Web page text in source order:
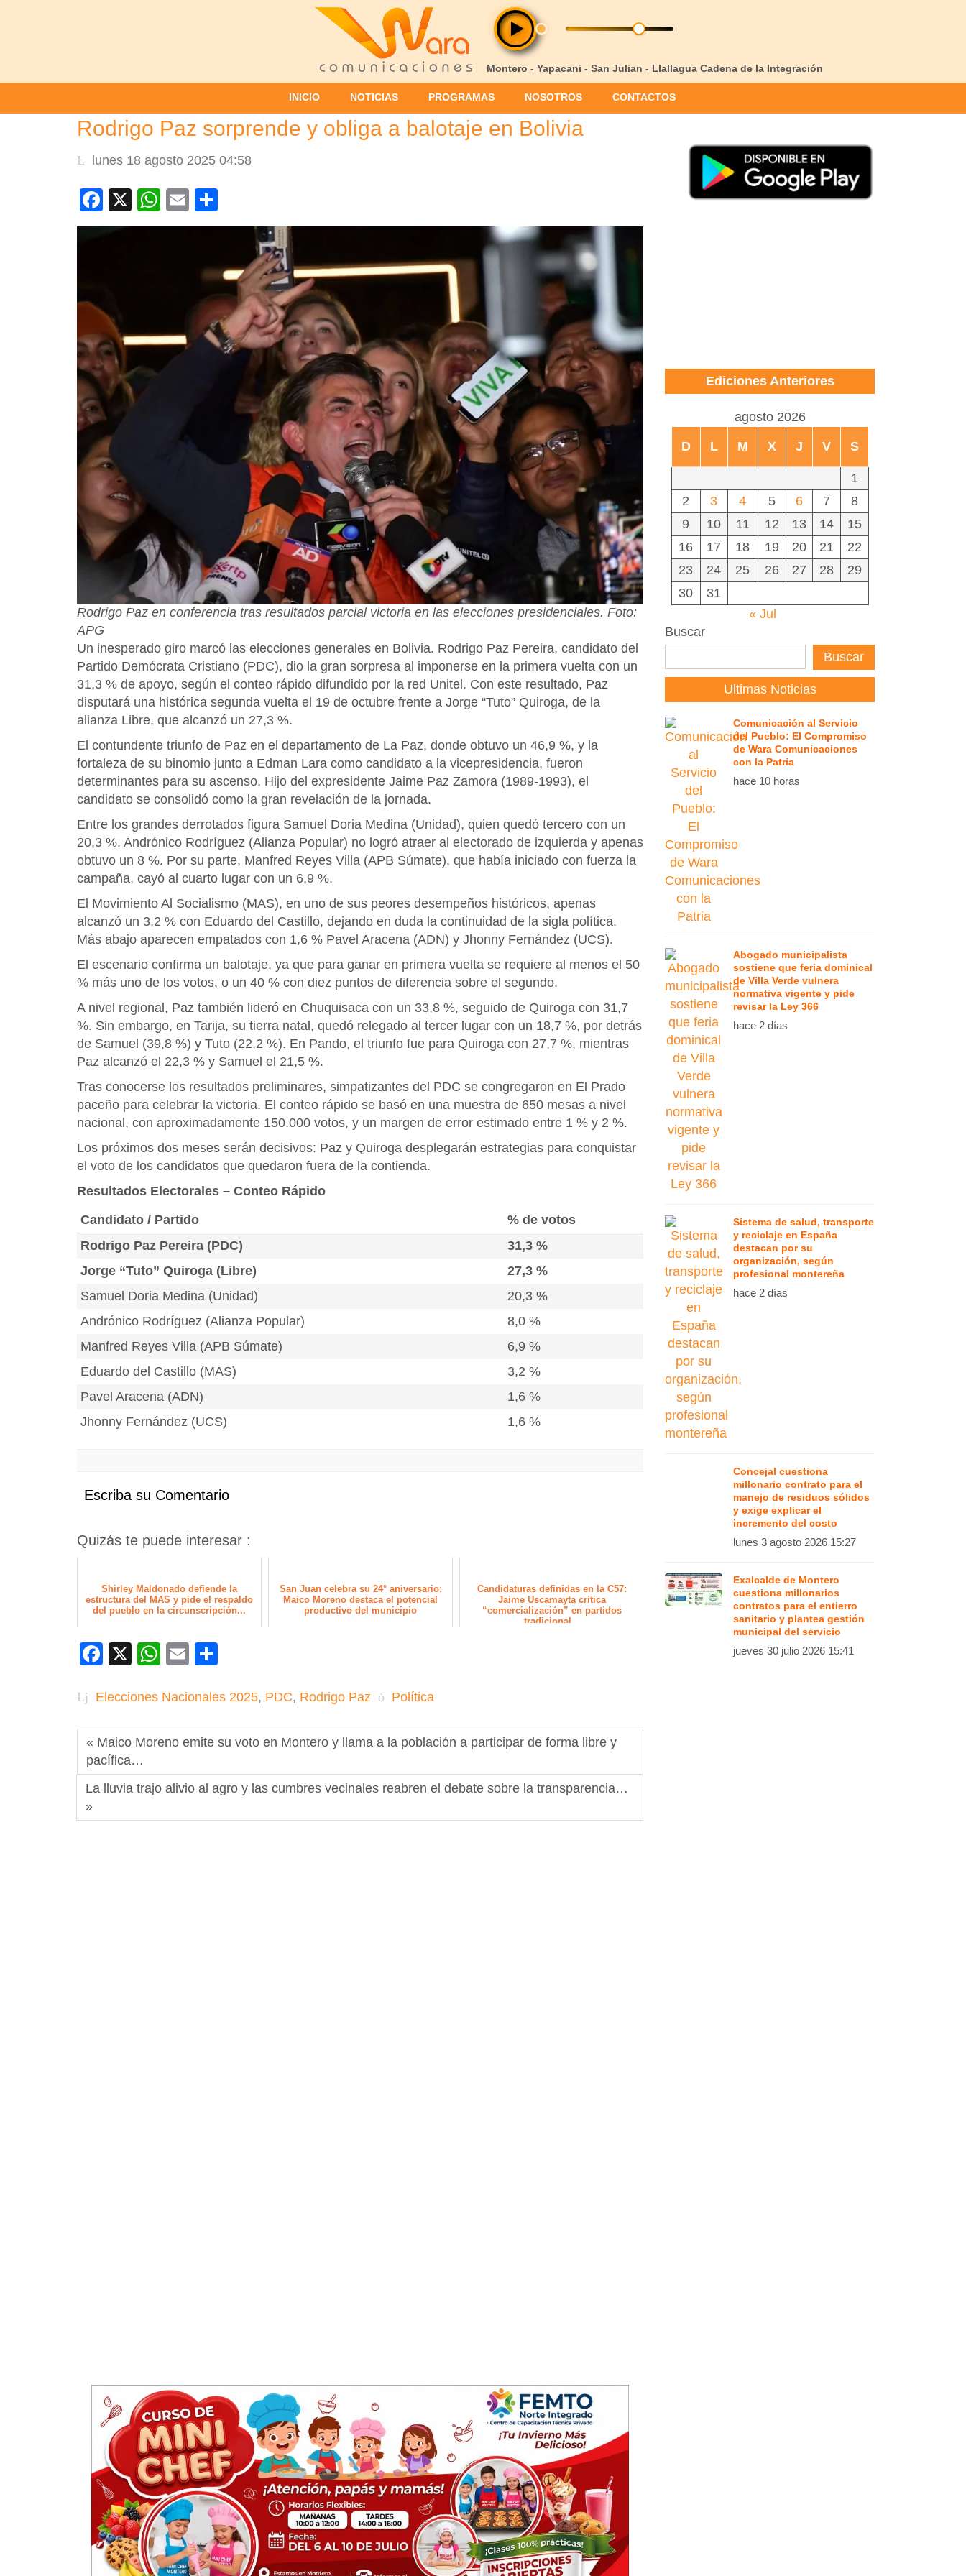
Montero - Yapacani - San Julian - Llallagua Cadena de la Integración
INICIO NOTICIAS PROGRAMAS NOSOTROS CONTACTOS
Rodrigo Paz sorprende y obliga a balotaje en Bolivia
lunes 18 agosto 2025 04:58
Facebook
X WhatsApp
Email
Rodrigo Paz en conferencia tras resultados parcial victoria en las elecciones presidenciales. Foto:
APG
Un inesperado giro marcó las elecciones generales en Bolivia. Rodrigo Paz Pereira, candidato del
Partido Demócrata Cristiano (PDC), dio la gran sorpresa al imponerse en la primera vuelta con un
31,3 % de apoyo, según el conteo rápido difundido por la red Unitel. Con este resultado, Paz
disputará una histórica segunda vuelta el 19 de octubre frente a Jorge “Tuto” Quiroga, de la
alianza Libre, que alcanzó un 27,3 %.
El contundente triunfo de Paz en el departamento de La Paz, donde obtuvo un 46,9 %, y la
fortaleza de su binomio junto a Edman Lara como candidato a la vicepresidencia, fueron
determinantes para su ascenso. Hijo del expresidente Jaime Paz Zamora (1989-1993), el
candidato se consolidó como la gran revelación de la jornada.
Entre los grandes derrotados figura Samuel Doria Medina (Unidad), quien quedó tercero con un
20,3 %. Andrónico Rodríguez (Alianza Popular) no logró atraer al electorado de izquierda y apenas
obtuvo un 8 %. Por su parte, Manfred Reyes Villa (APB Súmate), que había iniciado con fuerza la
campaña, cayó al cuarto lugar con un 6,9 %.
El Movimiento Al Socialismo (MAS), en uno de sus peores desempeños históricos, apenas
alcanzó un 3,2 % con Eduardo del Castillo, dejando en duda la continuidad de la sigla política.
Más abajo aparecen empatados con 1,6 % Pavel Aracena (ADN) y Jhonny Fernández (UCS).
El escenario confirma un balotaje, ya que para ganar en primera vuelta se requiere al menos el 50
% más uno de los votos, o un 40 % con diez puntos de diferencia sobre el segundo.
A nivel regional, Paz también lideró en Chuquisaca con un 33,8 %, seguido de Quiroga con 31,7
%. Sin embargo, en Tarija, su tierra natal, quedó relegado al tercer lugar con un 18,7 %, por detrás
de Samuel (39,8 %) y Tuto (22,2 %). En Pando, el triunfo fue para Quiroga con 27,7 %, mientras
Paz alcanzó el 22,3 % y Samuel el 21,5 %.
Tras conocerse los resultados preliminares, simpatizantes del PDC se congregaron en El Prado
paceño para celebrar la victoria. El conteo rápido se basó en una muestra de 650 mesas a nivel
nacional, con aproximadamente 150.000 votos, y un margen de error estimado entre 1 % y 2 %.
Los próximos dos meses serán decisivos: Paz y Quiroga desplegarán estrategias para conquistar
el voto de los candidatos que quedaron fuera de la contienda.
Resultados Electorales – Conteo Rápido
Candidato / Partido
% de votos
Rodrigo Paz Pereira (PDC)
31,3 %
Jorge “Tuto” Quiroga (Libre)
27,3 %
Samuel Doria Medina (Unidad)
20,3 %
Andrónico Rodríguez (Alianza Popular)
8,0 %
Manfred Reyes Villa (APB Súmate)
6,9 %
Eduardo del Castillo (MAS)
3,2 %
Pavel Aracena (ADN)
1,6 %
Jhonny Fernández (UCS)
1,6 %
Escriba su Comentario
Quizás te puede interesar :
Shirley Maldonado defiende la
estructura del MAS y pide el respaldo
del pueblo en la circunscripción...
San Juan celebra su 24° aniversario:
Maico Moreno destaca el potencial
productivo del municipio
Candidaturas definidas en la C57:
Jaime Uscamayta critica
“comercialización” en partidos
tradicional...
Facebook
X WhatsApp
Email
Elecciones Nacionales 2025, PDC, Rodrigo Paz Política
« Maico Moreno emite su voto en Montero y llama a la población a participar de forma libre y
pacífica…
La lluvia trajo alivio al agro y las cumbres vecinales reabren el debate sobre la transparencia…
»
Ediciones Anteriores
agosto 2026
D L M X J V S
1
2
3 4 5 6 7
8
9
10 11 12 13 14
15
16
17 18 19 20 21
22
23
24 25 26 27 28
29
30
31
« Jul
Buscar
Buscar
Ultimas Noticias
Comunicación al Servicio
del Pueblo: El Compromiso
de Wara Comunicaciones
con la Patria
hace 10 horas
Abogado municipalista
sostiene que feria dominical
de Villa Verde vulnera
normativa vigente y pide
revisar la Ley 366
hace 2 días
Sistema de salud, transporte
y reciclaje en España
destacan por su
organización, según
profesional montereña
hace 2 días
Concejal cuestiona
millonario contrato para el
manejo de residuos sólidos
y exige explicar el
incremento del costo
lunes 3 agosto 2026 15:27
Exalcalde de Montero
cuestiona millonarios
contratos para el entierro
sanitario y plantea gestión
municipal del servicio
jueves 30 julio 2026 15:41